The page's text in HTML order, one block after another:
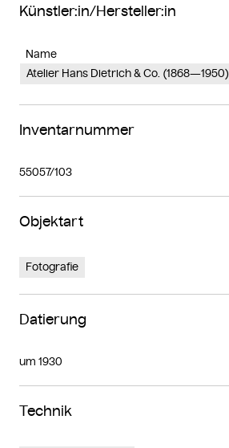
Künstler:in/Hersteller:in
Name
Atelier Hans Dietrich & Co. (1868—1950)
Inventarnummer
55057/103
Objektart
Fotografie
Datierung
um 1930
Technik